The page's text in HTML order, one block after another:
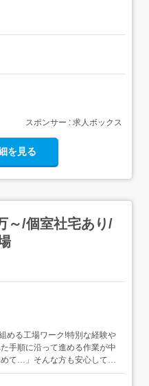
画像制作└ ChatGPTなど生成
スポンサー : 求人ボックス
を見る
～/個室社宅あり/
める工場ワーク!特別な経験や
手順に沿って進める作業が中
んな条件揃って